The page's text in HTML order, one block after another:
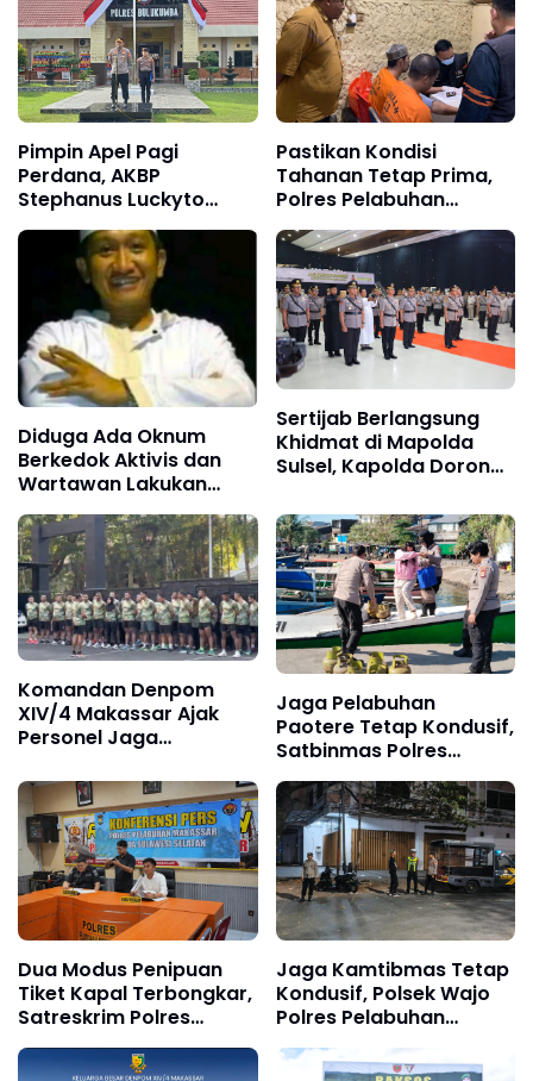
Pimpin Apel Pagi
Perdana, AKBP
Stephanus Luckyto
Tekankan Disiplin,
Kebersihan, dan
Kecintaan terhadap
Organisasi
Pastikan Kondisi
Tahanan Tetap Prima,
Polres Pelabuhan
Makassar Bersama
Biddokkes Polda Sulsel
Gelar Rikkes
Diduga Ada Oknum
Berkedok Aktivis dan
Wartawan Lakukan
Dugaan Pemerasan,
Ketua LSM Forum
Rakyat Bersatu Minta
Aparat Bertindak
Sertijab Berlangsung
Khidmat di Mapolda
Sulsel, Kapolda Dorong
Profesionalisme, dan
Kolaborasi dengan TNI
serta Pemerintah
Daerah
Komandan Denpom
XIV/4 Makassar Ajak
Personel Jaga
Kebersihan Lingkungan
Melalui Olahraga
Bersama
Jaga Pelabuhan
Paotere Tetap Kondusif,
Satbinmas Polres
Pelabuhan Makassar
Intensifkan Patroli
Kamtibmas
Dua Modus Penipuan
Tiket Kapal Terbongkar,
Satreskrim Polres
Pelabuhan Makassar
Ungkap Kasus Menonjol
Jaga Kamtibmas Tetap
Kondusif, Polsek Wajo
Polres Pelabuhan
Makassar Intensifkan
Patroli KRYD